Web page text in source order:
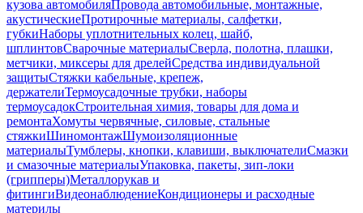
кузова автомобиляПровода автомобильные, монтажные,
акустическиеПротирочные материалы, салфетки,
губкиНаборы уплотнительных колец, шайб,
шплинтовСварочные материалыСверла, полотна, плашки,
метчики, миксеры для дрелейСредства индивидуальной
защитыСтяжки кабельные, крепеж,
держателиТермоусадочные трубки, наборы
термоусадокСтроительная химия, товары для дома и
ремонтаХомуты червячные, силовые, стальные
стяжкиШиномонтажШумоизоляционные
материалыТумблеры, кнопки, клавиши, выключателиСмазки
и смазочные материалыУпаковка, пакеты, зип-локи
(грипперы)Металлорукав и
фитингиВидеонаблюдениеКондиционеры и расходные
материлы